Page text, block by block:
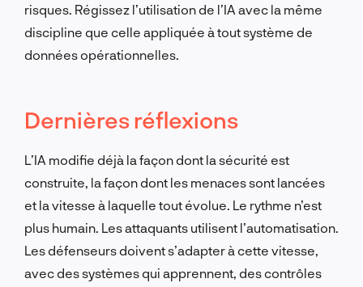
risques. Régissez l’utilisation de l’IA avec la même
discipline que celle appliquée à tout système de
données opérationnelles.
Dernières réflexions
L’IA modifie déjà la façon dont la sécurité est
construite, la façon dont les menaces sont lancées
et la vitesse à laquelle tout évolue. Le rythme n’est
plus humain. Les attaquants utilisent l’automatisation.
Les défenseurs doivent s’adapter à cette vitesse,
avec des systèmes qui apprennent, des contrôles